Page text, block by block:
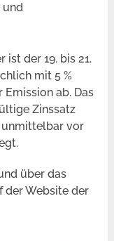
und
ist der 19. bis 21.
mit 5 %
ab. Das
Zinssatz
vor
über das
der Website der